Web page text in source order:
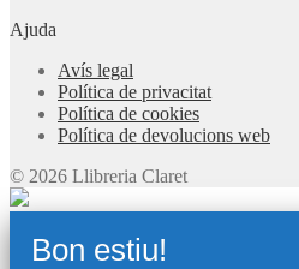
Ajuda
Avís legal
Política de privacitat
Política de cookies
Política de devolucions web
© 2026 Llibreria Claret
Bon estiu!